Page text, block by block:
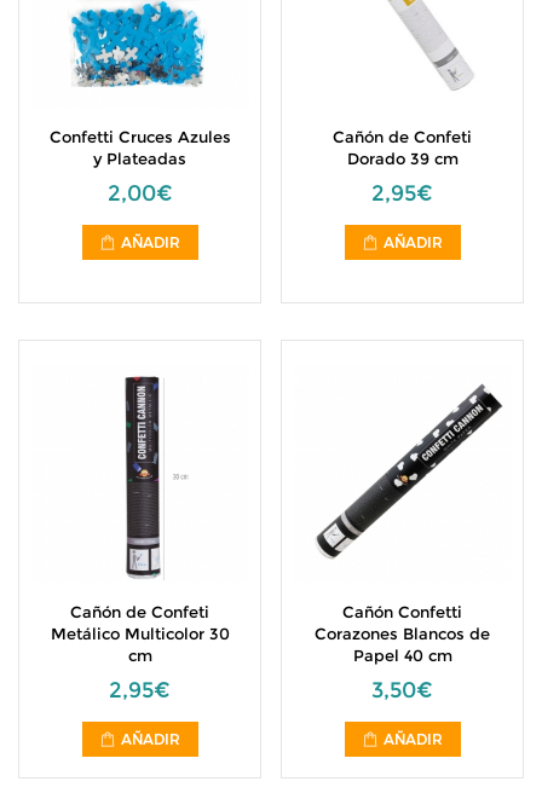
Confetti Cruces Azules
y Plateadas
2,00€
AÑADIR
Cañón de Confeti
Dorado 39 cm
2,95€
AÑADIR
Cañón de Confeti
Metálico Multicolor 30
cm
2,95€
AÑADIR
Cañón Confetti
Corazones Blancos de
Papel 40 cm
3,50€
AÑADIR